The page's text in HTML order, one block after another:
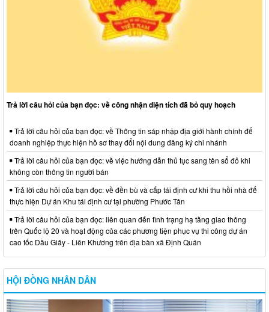
Trả lời câu hỏi của bạn đọc: về công nhận diện tích đã bỏ quy hoạch
Trả lời câu hỏi của bạn đọc: về Thông tin sáp nhập địa giới hành chính để
doanh nghiệp thực hiện hồ sơ thay đổi nội dung đăng ký chi nhánh
Trả lời câu hỏi của bạn đọc: về việc hướng dẫn thủ tục sang tên sổ đỏ khi
không còn thông tin người bán
Trả lời câu hỏi của bạn đọc: về đền bù và cấp tái định cư khi thu hồi nhà để
thực hiện Dự án Khu tái định cư tại phường Phước Tân
Trả lời câu hỏi của bạn đọc: liên quan đến tình trạng hạ tầng giao thông
trên Quốc lộ 20 và hoạt động của các phương tiện phục vụ thi công dự án
cao tốc Dầu Giây - Liên Khương trên địa bàn xã Định Quán
HỘI ĐỒNG NHÂN DÂN